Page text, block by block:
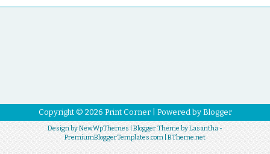
Copyright © 2026 Print Corner| Powered by Blogger
Design byNewWpThemes | Blogger Theme byLasantha-
PremiumBloggerTemplates.com BTheme.net